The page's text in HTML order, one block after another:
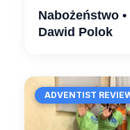
Nabożeństwo
Dawid Polok
ADVENTIST